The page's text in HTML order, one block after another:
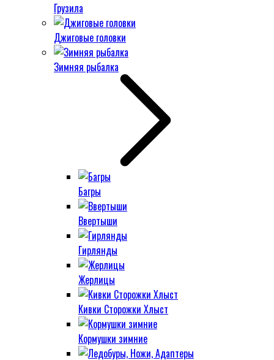
Грузила
Джиговые головки
Зимняя рыбалка
Багры
Ввертыши
Гирлянды
Жерлицы
Кивки Сторожки Хлыст
Кормушки зимние